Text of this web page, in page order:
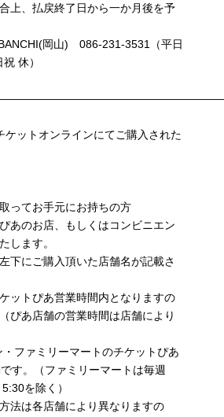
上、払戻終了日から一か月後を予
岡山) 086-231-3531（平日
休）
ケットオンラインにてご購入された
ってお手元にお持ちの方
あのお店、もしくはコンビニエン
します。
下にご購入頂いた店舗名が記載さ
ットぴあ営業時間内となりますの
ぴあ店舗の営業時間は店舗により
ファミリーマートのチケットぴあ
す。（ファミリーマートは毎週
を除く）
法は各店舗により異なりますの